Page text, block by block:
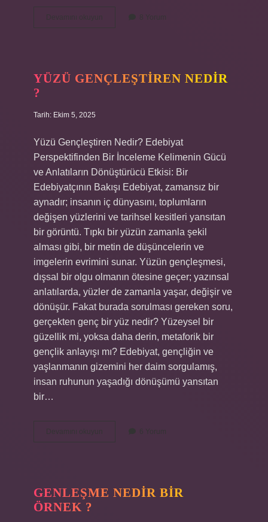
YÜZÜ GENÇLEŞTIREN NEDIR
?
Tarih: Ekim 5, 2025
Yüzü Gençleştiren Nedir? Edebiyat
Perspektifinden Bir İnceleme Kelimenin Gücü
ve Anlatıların Dönüştürücü Etkisi: Bir
Edebiyatçının Bakışı Edebiyat, zamansız bir
aynadır; insanın iç dünyasını, toplumların
değişen yüzlerini ve tarihsel kesitleri yansıtan
bir görüntü. Tıpkı bir yüzün zamanla şekil
alması gibi, bir metin de düşüncelerin ve
imgelerin evrimini sunar. Yüzün gençleşmesi,
dışsal bir olgu olmanın ötesine geçer; yazınsal
anlatılarda, yüzler de zamanla yaşar, değişir ve
dönüşür. Fakat burada sorulması gereken soru,
gerçekten genç bir yüz nedir? Yüzeysel bir
güzellik mi, yoksa daha derin, metaforik bir
gençlik anlayışı mı? Edebiyat, gençliğin ve
yaşlanmanın gizemini her daim sorgulamış,
insan ruhunun yaşadığı dönüşümü yansıtan
bir…
GENLEŞME NEDIR BIR
ÖRNEK ?